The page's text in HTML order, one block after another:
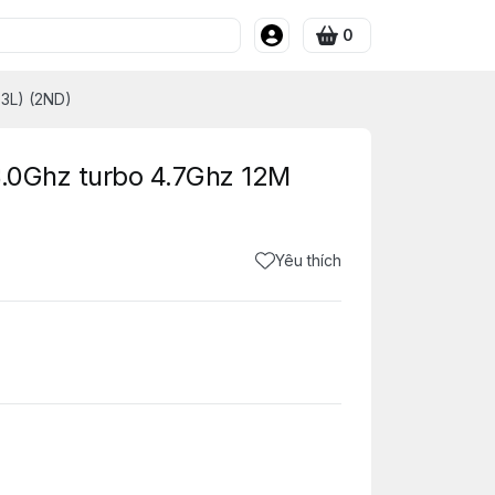
0
(2ND)
turbo 4.7Ghz 12M
Yêu thích